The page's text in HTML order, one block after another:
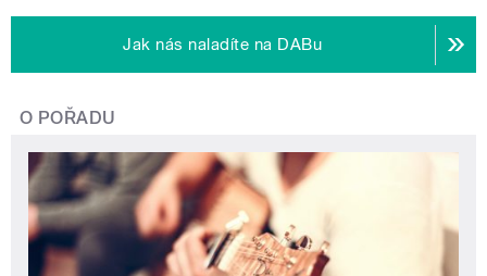
Jak nás naladíte na DABu
O POŘADU